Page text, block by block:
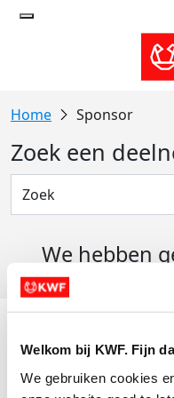
Welkom bij KWF. Fijn
We gebruiken cookies
Sponsor
Zoek een
We hebben
Actiematerialen
Evenementen